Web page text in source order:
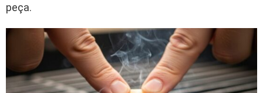
peça.